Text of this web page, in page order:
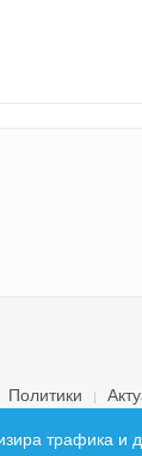
Политики
трафика